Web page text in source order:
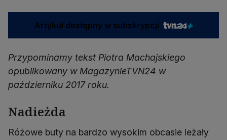
Artykuł dostępny w subskrypcji
Przypominamy tekst Piotra Machajskiego
opublikowany w MagazynieTVN24 w
październiku 2017 roku.
Nadieżda
Różowe buty na bardzo wysokim obcasie leżały